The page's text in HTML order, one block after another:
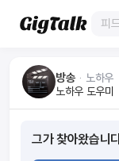
방송 ᆞ 노하우
노하우 도우미